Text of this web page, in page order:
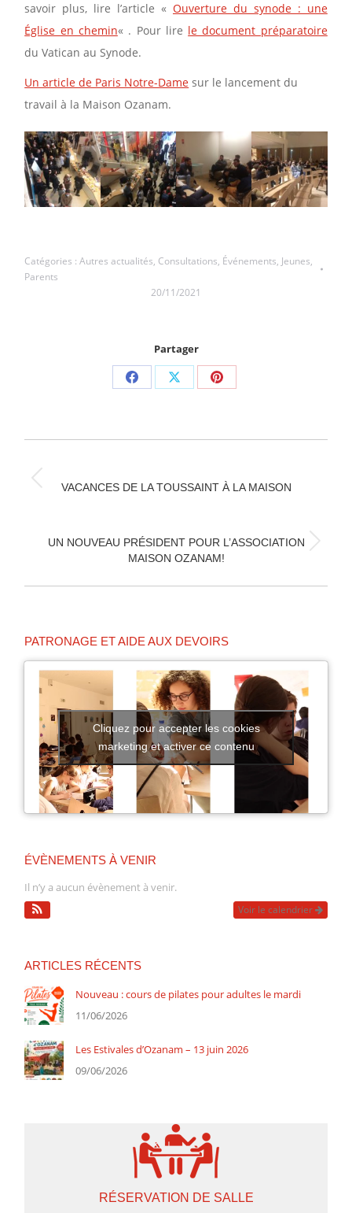
savoir plus, lire l’article « Ouverture du synode : une
Église en chemin« . Pour lire le document préparatoire
du Vatican au Synode.
Un article de Paris Notre-Dame sur le lancement du
travail à la Maison Ozanam.
Catégories :Autres actualités, Consultations, Événements, Jeunes,
Parents
20/11/2021
Partager
Partager
Facebook
Partager
X
Partager
Pinterest
ARTICLE
Article
VACANCES DE LA TOUSSAINT À LA MAISON
Article
UN NOUVEAU PRÉSIDENT POUR L’ASSOCIATION
MAISON OZANAM!
PATRONAGE ET AIDE AUX DEVOIRS
Cliquez pour accepter les cookies
marketing et activer ce contenu
ÉVÈNEMENTS À VENIR
Il n’y a aucun évènement à venir.
Voir le calendrier
ARTICLES RÉCENTS
Nouveau : cours de pilates pour adultes le mardi
11/06/2026
Les Estivales d’Ozanam – 13 juin 2026
09/06/2026
RÉSERVATION DE SALLE